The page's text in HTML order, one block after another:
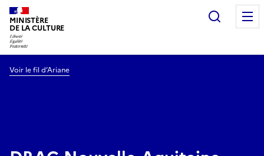
MINISTÈRE
DE LA CULTURE
Voir le fil d’Ariane